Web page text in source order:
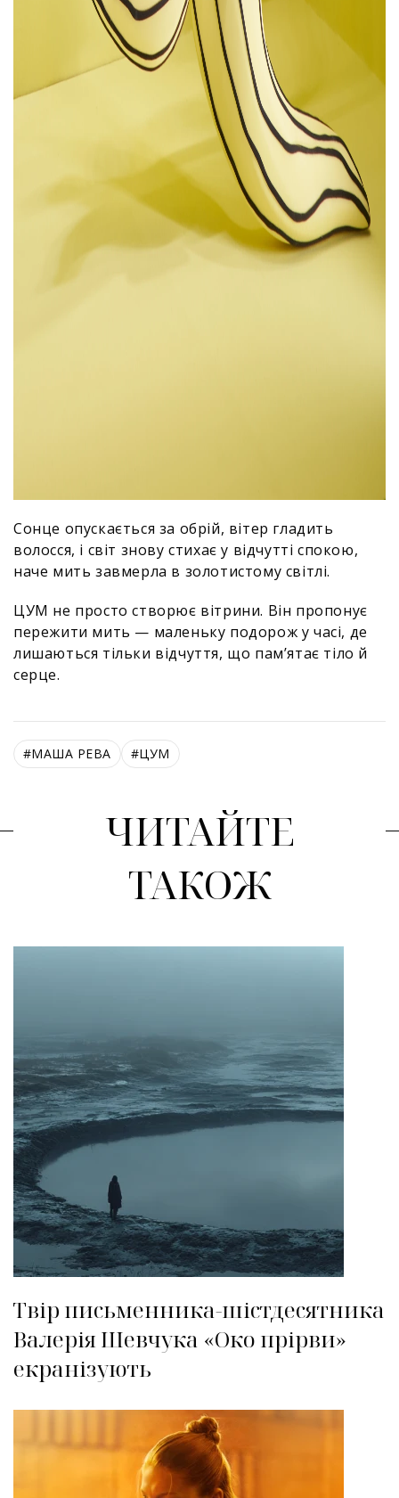
Сонце опускається за обрій, вітер гладить
волосся, і світ знову стихає у відчутті спокою,
наче мить завмерла в золотистому світлі.
ЦУМ не просто створює вітрини. Він пропонує
пережити мить — маленьку подорож у часі, де
лишаються тільки відчуття, що пам’ятає тіло й
серце.
#МАША РЕВА #ЦУМ
ЧИТАЙТЕ
ТАКОЖ
Твір письменника-шістдесятника
Валерія Шевчука «Око прірви»
екранізують